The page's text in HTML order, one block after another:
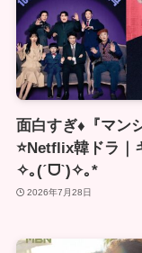
面白すぎ♦️『マン
⭐️Netflix韓ドラ｜
✧｡(ˊᗜˋ)✧｡*
2026年7月28日